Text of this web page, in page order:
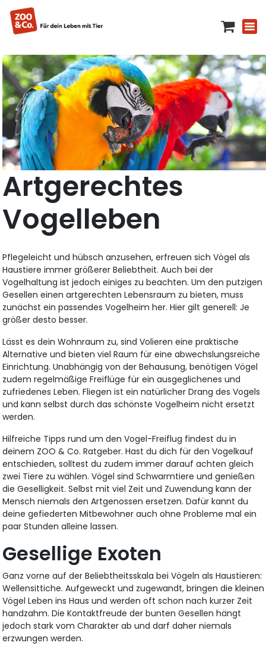
Artgerechtes
Vogelleben
Pflegeleicht und hübsch anzusehen, erfreuen sich Vögel als
Haustiere immer größerer Beliebtheit. Auch bei der
Vogelhaltung ist jedoch einiges zu beachten. Um den putzigen
Gesellen einen artgerechten Lebensraum zu bieten, muss
zunächst ein passendes Vogelheim her. Hier gilt generell: Je
größer desto besser.
Lässt es dein Wohnraum zu, sind Volieren eine praktische
Alternative und bieten viel Raum für eine abwechslungsreiche
Einrichtung. Unabhängig von der Behausung, benötigen Vögel
zudem regelmäßige Freiflüge für ein ausgeglichenes und
zufriedenes Leben. Fliegen ist ein natürlicher Drang des Vogels
und kann selbst durch das schönste Vogelheim nicht ersetzt
werden.
Hilfreiche Tipps rund um den Vogel-Freiflug findest du in
deinem ZOO & Co. Ratgeber. Hast du dich für den Vogelkauf
entschieden, solltest du zudem immer darauf achten gleich
zwei Tiere zu wählen. Vögel sind Schwarmtiere und genießen
die Geselligkeit. Selbst mit viel Zeit und Zuwendung kann der
Mensch niemals den Artgenossen ersetzen. Dafür kannt du
deine gefiederten Mitbewohner auch ohne Probleme mal ein
paar Stunden alleine lassen.
Gesellige Exoten
Ganz vorne auf der Beliebtheitsskala bei Vögeln als Haustieren:
Wellensittiche. Aufgeweckt und zugewandt, bringen die kleinen
Vögel Leben ins Haus und werden oft schon nach kurzer Zeit
handzahm. Die Kontaktfreude der bunten Gesellen hängt
jedoch stark vom Charakter ab und darf daher niemals
erzwungen werden.